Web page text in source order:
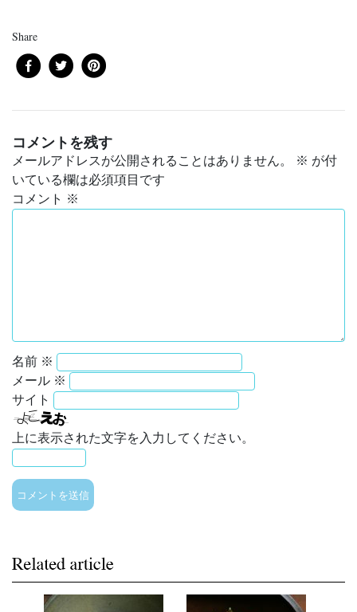
Share
コメントを残す
メールアドレスが公開されることはありません。 ※ が付
いている欄は必須項目です
コメント ※
名前 ※
メール ※
サイト
上に表示された文字を入力してください。